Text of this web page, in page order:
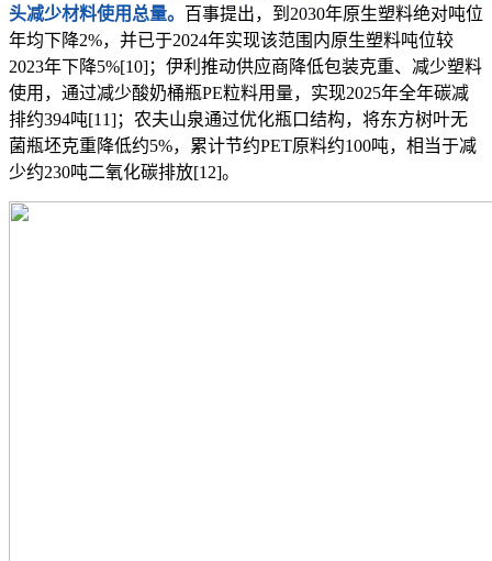
头减少材料使用总量。 百事提出，到2030年原生塑料绝对吨位
年均下降2%，并已于2024年实现该范围内原生塑料吨位较
2023年下降5%[10]；伊利推动供应商降低包装克重、减少塑料
使用，通过减少酸奶桶瓶PE粒料用量，实现2025年全年碳减
排约394吨[11]；农夫山泉通过优化瓶口结构，将东方树叶无
菌瓶坯克重降低约5%，累计节约PET原料约100吨，相当于减
少约230吨二氧化碳排放[12]。